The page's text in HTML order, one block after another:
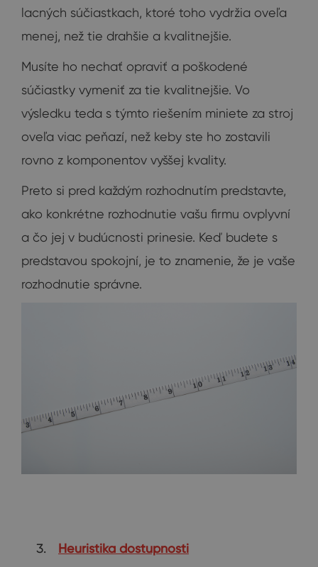
lacných súčiastkach, ktoré toho vydržia oveľa
menej, než tie drahšie a kvalitnejšie.
Musíte ho nechať opraviť a poškodené
súčiastky vymeniť za tie kvalitnejšie. Vo
výsledku teda s týmto riešením miniete za stroj
oveľa viac peňazí, než keby ste ho zostavili
rovno z komponentov vyššej kvality.
Preto si pred každým rozhodnutím predstavte,
ako konkrétne rozhodnutie vašu firmu ovplyvní
a čo jej v budúcnosti prinesie. Keď budete s
predstavou spokojní, je to znamenie, že je vaše
rozhodnutie správne.
Heuristika dostupnosti